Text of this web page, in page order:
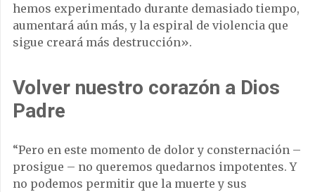
hemos experimentado durante demasiado tiempo,
aumentará aún más, y la espiral de violencia que
sigue creará más destrucción».
Volver nuestro corazón a Dios
Padre
“Pero en este momento de dolor y consternación –
prosigue – no queremos quedarnos impotentes. Y
no podemos permitir que la muerte y sus